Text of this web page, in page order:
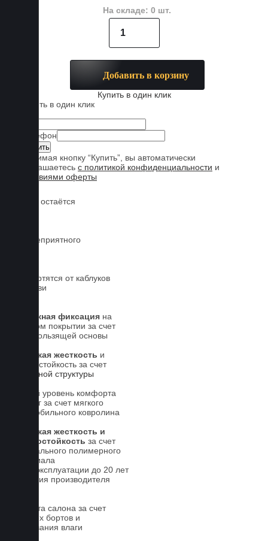
На складе: 0 шт.
Добавить в корзину
Купить в один клик
Купить в один клик
Телефон
Нажимая кнопку “Купить”, вы автоматически
соглашаетесь с политикой конфиденциальности и
условиями оферты
Обувь остаётся
Нет неприятного
Не портятся от каблуков
на обуви
Надежная фиксация на
штатном покрытии за счет
антискользящей основы
Высокая жесткость и
износостойкость за счет
5-слойной структуры
Новый уровень комфорта
для ног за счет мягкого
автомобильного ковролина
Высокая жесткость и
износостойкость за счет
специального полимерного
материала
Срок эксплуатации до 20 лет
Гарантия производителя
Чистота салона за счет
высоких бортов и
впитывания влаги